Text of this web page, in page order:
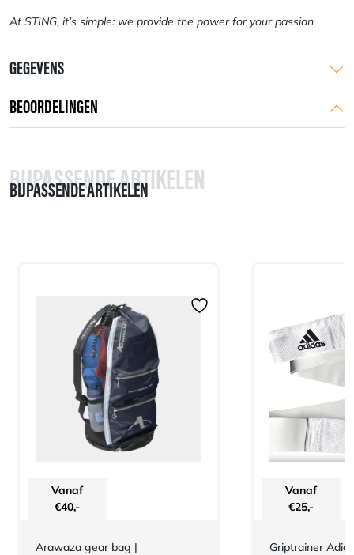
At STING, it’s simple: we provide the power for your passion
GEGEVENS
BEOORDELINGEN
BIJPASSENDE ARTIKELEN
BIJPASSENDE ARTIKELEN
Vanaf
€40,-
Arawaza gear bag |
Vanaf
€25,-
Griptrainer